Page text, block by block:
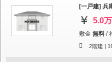
[一戸建] 兵
5.0
敷金 無料 /
2階建 |